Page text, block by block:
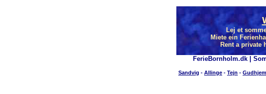
Lej et
Miete ein
Rent a private
FerieBornholm.dk |
Sandvig - Allinge - Tejn - Gudhjem